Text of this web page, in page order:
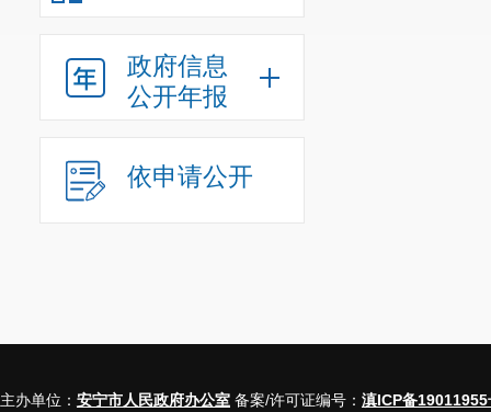
政府信息
公开年报
依申请公开
主办单位： 安宁市人民政府办公室 备案/许可证编号： 滇ICP备